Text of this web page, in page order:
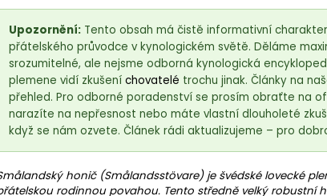
Upozornění: Tento obsah má čistě informativní
přátelského průvodce v kynologickém světě. Děláme
srozumitelné, ale nejsme odborná kynologická
plemene vidí zkušení chovatelé trochu jinak. Články na
přehled. Pro odborné poradenství se prosím obraťte na
narazíte na nepřesnost nebo máte vlastní dlouholeté
když se nám ozvete. Článek rádi aktualizujeme – pro
honič (Smålandsstövare) je švédské lovecké
rodinnou povahou. Tento středně velký robustní